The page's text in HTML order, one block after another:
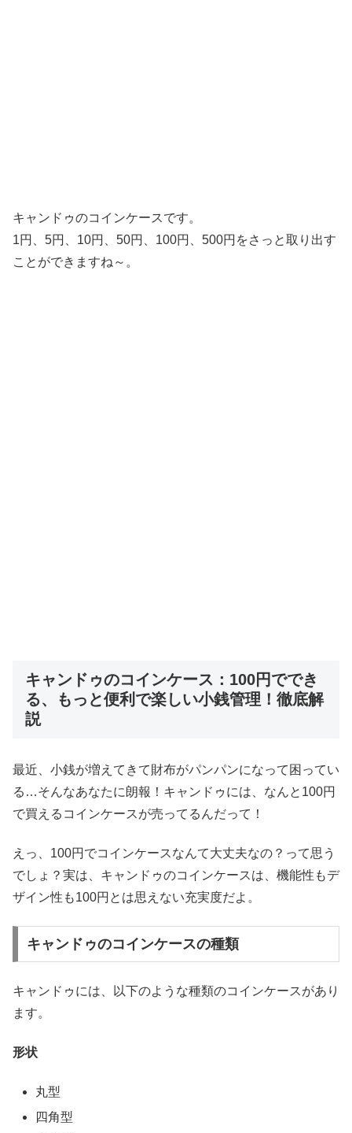
キャンドゥのコインケースです。
1円、5円、10円、50円、100円、500円をさっと取り出す
ことができますね～。
キャンドゥのコインケース：100円ででき
る、もっと便利で楽しい小銭管理！徹底解
説
最近、小銭が増えてきて財布がパンパンになって困ってい
る…そんなあなたに朗報！キャンドゥには、なんと100円
で買えるコインケースが売ってるんだって！
えっ、100円でコインケースなんて大丈夫なの？って思う
でしょ？実は、キャンドゥのコインケースは、機能性もデ
ザイン性も100円とは思えない充実度だよ。
キャンドゥのコインケースの種類
キャンドゥには、以下のような種類のコインケースがあり
ます。
形状
丸型
四角型